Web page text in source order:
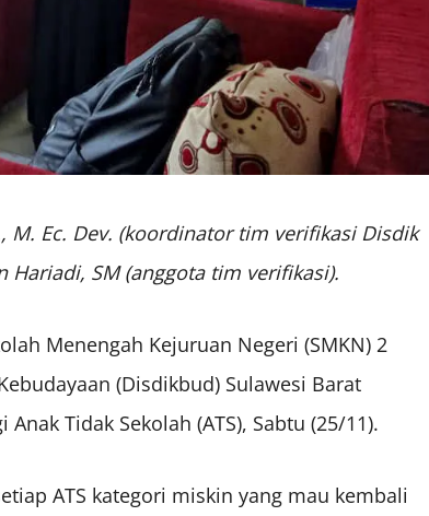
M. Ec. Dev. (koordinator tim verifikasi Disdik
Hariadi, SM (anggota tim verifikasi).
Menengah Kejuruan Negeri (SMKN) 2
(Disdikbud) Sulawesi Barat
Tidak Sekolah (ATS), Sabtu (25/11).
ATS kategori miskin yang mau kembali